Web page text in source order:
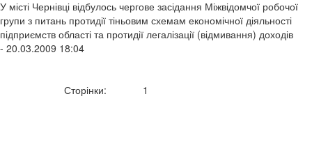
У місті Чернівці відбулось чергове засідання Міжвідомчої робочої
групи з питань протидії тіньовим схемам економічної діяльності
підприємств області та протидії легалізації (відмивання) доходів
- 20.03.2009 18:04
Сторінки: 1